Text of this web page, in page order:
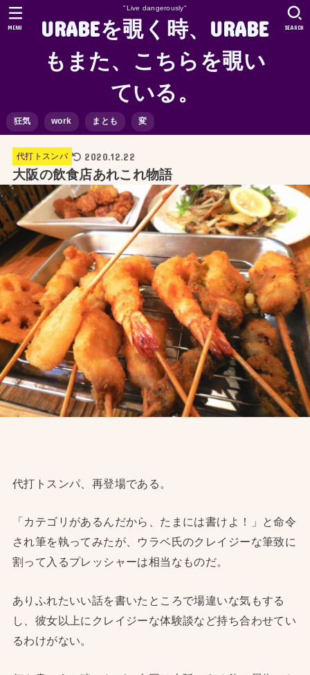
"Live dangerously"
URABEを覗く時、URABE
もまた、こちらを覗い
ている。
狂気 work まとも 変
SEARCH
MENU
代打トスンパ 2020.12.22
大阪の飲食店あれこれ物語
代打トスンパ、再登場である。
「カテゴリがあるんだから、たまには書けよ！」と命令
され筆を執ってみたが、ウラベ氏のクレイジーな筆致に
割って入るプレッシャーは相当なものだ。
ありふれたいい話を書いたところで場違いな気もする
し、彼女以上にクレイジーな体験談など持ち合わせてい
るわけがない。